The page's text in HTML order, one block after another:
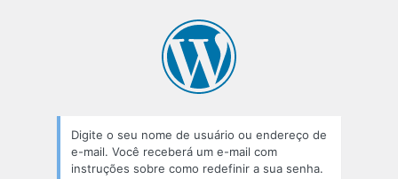
Digite o seu nome de usuário ou endereço de
e-mail. Você receberá um e-mail com
instruções sobre como redefinir a sua senha.